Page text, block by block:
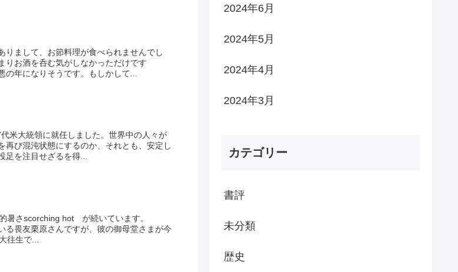
りまして、お節料理が食べられませんでし
りお酒を呑む気がしなかっただけです
年になりそうです。もしかして...
米大統領に就任しました。世界中の人々が
び混沌状態にするのか、それとも、安定し
を注目せざるを得...
的暑さscorching hot が続いています。
る畏友栗原さんですが、彼の御母堂さまが今
往生で...
2024年6月
2024年5月
2024年4月
2024年3月
カテゴリー
書評
未分類
歴史